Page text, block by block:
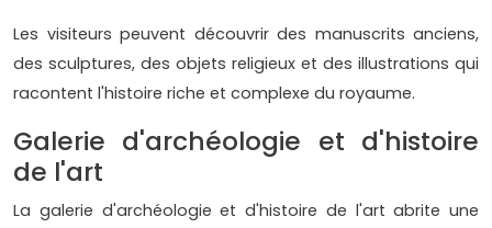
Les visiteurs peuvent découvrir des manuscrits anciens,
des sculptures, des objets religieux et des illustrations qui
racontent l'histoire riche et complexe du royaume.
Galerie d'archéologie et d'histoire
de l'art
La galerie d'archéologie et d'histoire de l'art abrite une